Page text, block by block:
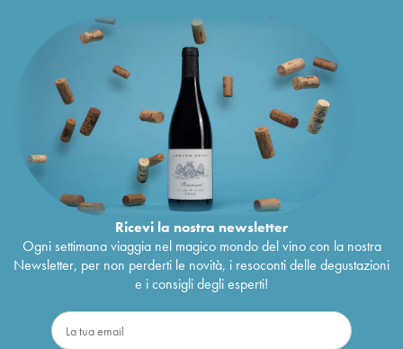
Ricevi la nostra newsletter
Ogni settimana viaggia nel magico mondo del vino con la nostra
Newsletter, per non perderti le novità, i resoconti delle degustazioni
e i consigli degli esperti!